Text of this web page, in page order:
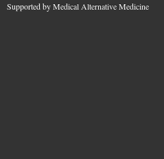
Supported byMedical Alternative Medicine